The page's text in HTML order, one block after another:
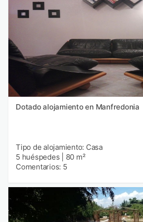
Dotado alojamiento en Manfredonia
Tipo de alojamiento: Casa
5 huéspedes
80 m²
Comentarios: 5